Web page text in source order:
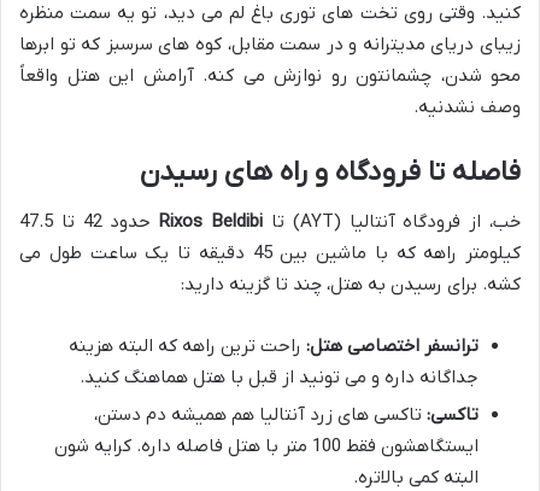
کنید. وقتی روی تخت های توری باغ لم می دید، تو یه سمت منظره
زیبای دریای مدیترانه و در سمت مقابل، کوه های سرسبز که تو ابرها
محو شدن، چشمانتون رو نوازش می کنه. آرامش این هتل واقعاً
وصف نشدنیه.
فاصله تا فرودگاه و راه های رسیدن
خب، از فرودگاه آنتالیا (AYT) تا Rixos Beldibi
حدود 42 تا 47.5
کیلومتر راهه که با ماشین بین 45 دقیقه تا یک ساعت طول می
کشه. برای رسیدن به هتل، چند تا گزینه دارید:
ترانسفر اختصاصی هتل: راحت ترین راهه که البته هزینه
جداگانه داره و می تونید از قبل با هتل هماهنگ کنید.
تاکسی: تاکسی های زرد آنتالیا هم همیشه دم دستن،
ایستگاهشون فقط 100 متر با هتل فاصله داره. کرایه شون
البته کمی بالاتره.